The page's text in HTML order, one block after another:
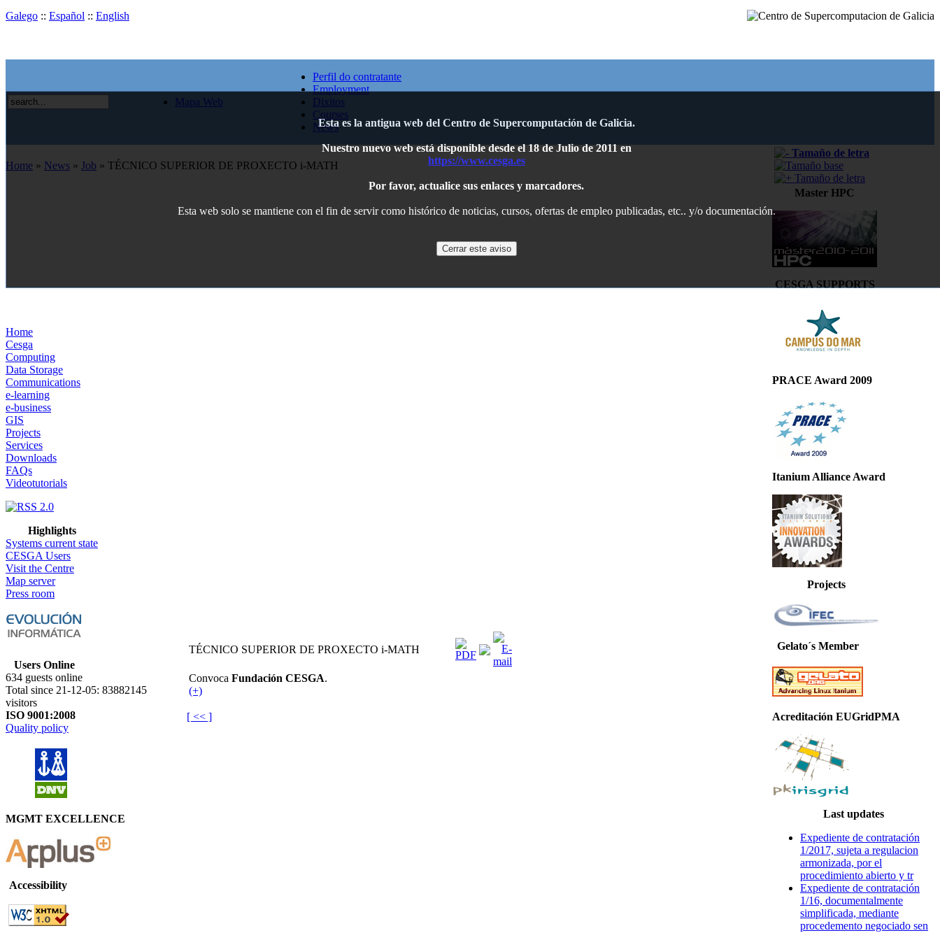
Esta es la antigua web del Centro de Supercomputación de Galicia.
Nuestro nuevo web está disponible desde el 18 de Julio de 2011 en
https://www.cesga.es
Por favor, actualice sus enlaces y marcadores.
Esta web solo se mantiene con el fin de servir como histórico de noticias, cursos, ofertas de empleo publicadas, etc.. y/o documentación.
Galego :: Español :: English
Mapa Web
Perfil do contratante
Employment
Dixitos
Courses
News
Home » News » Job » TÉCNICO SUPERIOR DE PROXECTO i-MATH
Home
Cesga
Computing
Data Storage
Communications
e-learning
e-business
GIS
Projects
Services
Downloads
FAQs
Videotutorials
Highlights
Systems current state
CESGA Users
Visit the Centre
Map server
Press room
Users Online
634 guests online
Total since 21-12-05: 83882145
visitors
ISO 9001:2008
Quality policy
MGMT EXCELLENCE
Accessibility
TÉCNICO SUPERIOR DE PROXECTO i-MATH
Convoca Fundación CESGA.
(+)
[ << ]
Master HPC
CESGA SUPPORTS
PRACE Award 2009
Itanium Alliance Award
Projects
Gelato´s Member
Acreditación EUGridPMA
Last updates
Expediente de contratación
1/2017, sujeta a regulacion
armonizada, por el
procedimiento abierto y tr
Expediente de contratación
1/16, documentalmente
simplificada, mediante
procedemento negociado sen